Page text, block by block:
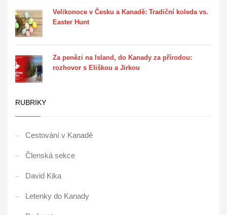
Velikonoce v Česku a Kanadě: Tradiční koleda vs.
Easter Hunt
Za penězi na Island, do Kanady za přírodou:
rozhovor s Eliškou a Jirkou
RUBRIKY
Cestování v Kanadě
Členská sekce
David Kika
Letenky do Kanady